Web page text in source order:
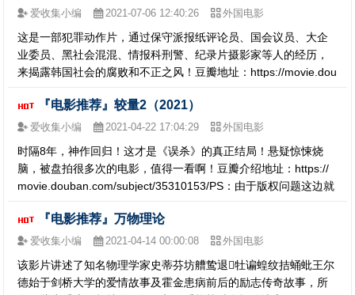
爱收集小编 2021-07-06 12:40:26 外国电影
这是一部犯罪动作片，通过保守派报纸评论员、国会议员、大企
业委员、黑社会混混、情报科刑警、纪录片摄影家等人的经历，
来揭露韩国社会的腐败和不正之风！豆瓣地址：https://movie.dou
放地址了，大家自行网上搜寻！————…
『电影推荐』较量2（2021）
爱收集小编 2021-04-22 17:04:29 外国电影
时隔8年，神作回归！这才是《误杀》的真正结局！悬疑惊悚烧
脑，被盘拍很多次的电影，值得一看啊！豆瓣介绍地址：https://
movie.douban.com/subject/35310153/PS：由于版权问题这边就
『电影推荐』万物理论
爱收集小编 2021-04-14 00:00:08 外国电影
该影片讲述了知名物理学家史蒂芬坊艚鸷退牡谝蝗纹拮蛹蚍王尔
德始于剑桥大学的爱情故事及霍金患病前后的励志传奇故事，所